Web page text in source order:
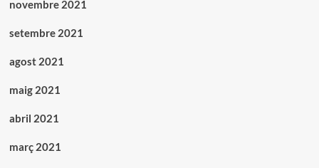
novembre 2021
setembre 2021
agost 2021
maig 2021
abril 2021
març 2021